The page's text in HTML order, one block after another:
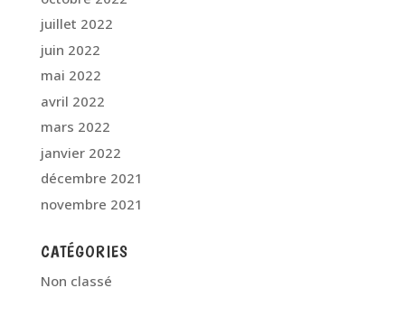
juillet 2022
juin 2022
mai 2022
avril 2022
mars 2022
janvier 2022
décembre 2021
novembre 2021
CATÉGORIES
Non classé